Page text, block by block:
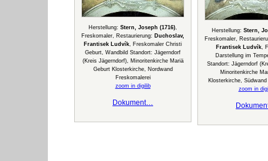
Herstellung: Stern, Joseph (1716),
Freskomaler, Restaurierung: Duchoslav,
Frantisek Ludvík, Freskomaler Christi
Geburt, Wandbild Standort: Jägerndorf
(Kreis Jägerndorf), Minoritenkirche Mariä
Geburt Klosterkirche, Nordwand
Freskomalerei
zoom in digilib
Dokument…
Herstellung: Stern,
Freskomaler,
Frantisek Ludvík,
Darstellung im
Standort: Jägerndorf
Minoritenkirche
Klosterkirche,
zoom in